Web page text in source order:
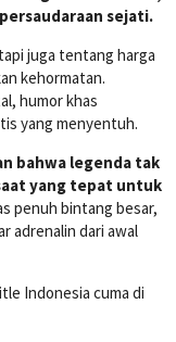
sejati.
juga tentang harga
kehormatan.
humor khas
yang menyentuh.
bahwa legenda tak
yang tepat untuk
penuh bintang besar,
adrenalin dari awal
Indonesia cuma di